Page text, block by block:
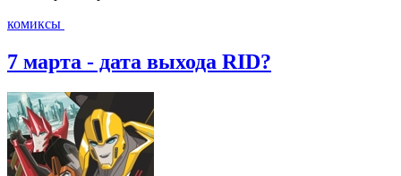
комиксы
7 марта - дата выхода RID?